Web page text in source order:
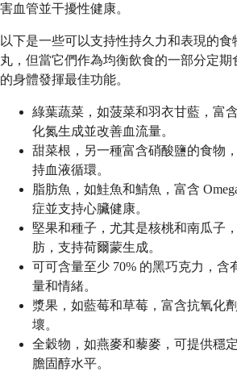
害血管並干擾性健康。
以下是一些可以支持性持久力和表現的
丸，但當它們作為均衡飲食的一部分定
的身體發揮最佳功能。
綠葉蔬菜，如菠菜和羽衣甘藍，富
化氮生成並改善血流量。
甜菜根，另一種富含硝酸鹽的食物
持血液循環。
脂肪魚，如鮭魚和鯖魚，富含
症並支持心臟健康。
堅果和種子，尤其是核桃和南瓜子
肪，支持荷爾蒙生成。
可可含量至少 70% 的黑巧克力，含
量和情緒。
漿果，如藍莓和草莓，富含抗氧化
壞。
全穀物，如燕麥和藜麥，可提供穩
膽固醇水平。